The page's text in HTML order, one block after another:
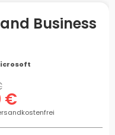
Business
€